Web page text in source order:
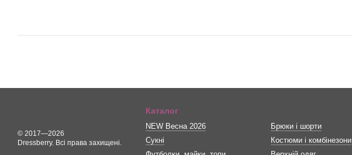
© 2017—2026
Dressberry. Всі права захищені.
Каталог
NEW Весна 2026
Сукні
Брюки і шорти
Костюми і комбінезони